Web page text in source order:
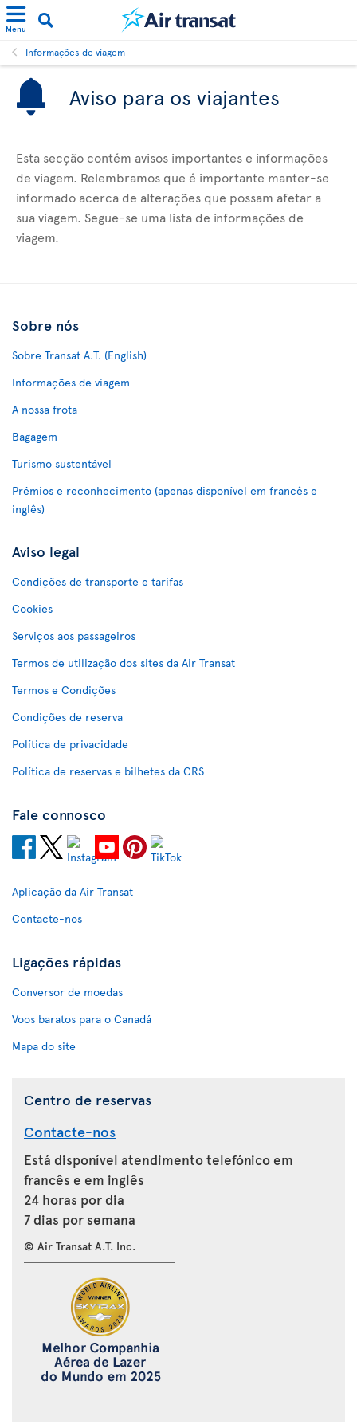
Menu
Informações de viagem
Aviso para os viajantes
Esta secção contém avisos importantes e informações
de viagem. Relembramos que é importante manter-se
informado acerca de alterações que possam afetar a
sua viagem. Segue-se uma lista de informações de
viagem.
Sobre nós
Sobre Transat A.T. (English)
Informações de viagem
A nossa frota
Bagagem
Turismo sustentável
Prémios e reconhecimento (apenas disponível em francês e
inglês)
Aviso legal
Condições de transporte e tarifas
Cookies
Serviços aos passageiros
Termos de utilização dos sites da Air Transat
Termos e Condições
Condições de reserva
Política de privacidade
Política de reservas e bilhetes da CRS
Fale connosco
Aplicação da Air Transat
Contacte-nos
Ligações rápidas
Conversor de moedas
Voos baratos para o Canadá
Mapa do site
Centro de reservas
Contacte-nos
Está disponível atendimento telefónico em
francês e em inglês
24 horas por dia
7 dias por semana
© Air Transat A.T. Inc.